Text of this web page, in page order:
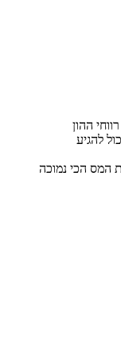
ההון
להגיע
מדרגת המס הכי נמוכה